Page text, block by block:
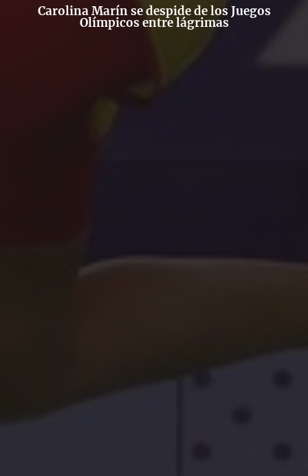
Carolina Marín se despide de los Juegos
Olímpicos entre lágrimas